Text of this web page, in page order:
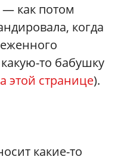
как потом
когда
то бабушку
этой странице).
какие-то